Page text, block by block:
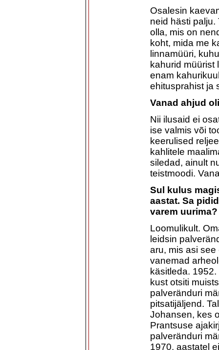
Osalesin
neid hästi
olla, mis on
koht, mida me
linnamüüri,
kahurid
enam
ehitusprahist ja
Vanad ahjud
Nii ilusaid ei
ise valmis või
keerulised
kahlitele
siledad, ainult
teistmoodi.
Sul kulus
aastat. Sa
varem uurima?
Loomulikult.
leidsin
aru, mis asi
vanemad
käsitleda.
kust otsiti
palveränduri
pitsatijäljend.
Johansen, kes
Prantsuse
palveränduri
1970. aastatel